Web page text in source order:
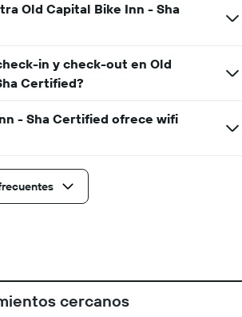
Old Capital Bike Inn - Sha
in y check-out en Old
Certified?
- Sha Certified ofrece wifi
cercanos